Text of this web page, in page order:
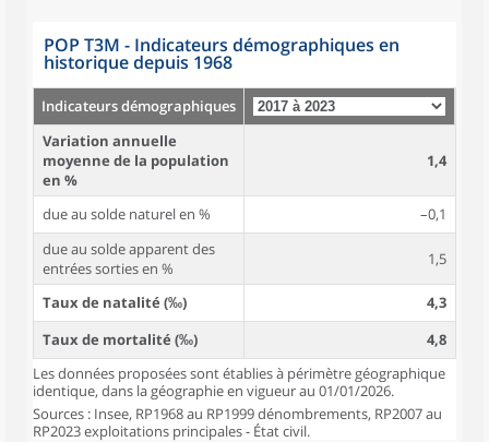
POP T3M - Indicateurs démographiques en
historique depuis 1968
Indicateurs démographiques
Variation annuelle
moyenne de la population
en %
1,4
due au solde naturel en %
–0,1
due au solde apparent des
entrées sorties en %
1,5
Taux de natalité (‰)
4,3
Taux de mortalité (‰)
4,8
Les données proposées sont établies à périmètre géographique
identique, dans la géographie en vigueur au 01/01/2026.
Sources : Insee, RP1968 au RP1999 dénombrements, RP2007 au
RP2023 exploitations principales - État civil.